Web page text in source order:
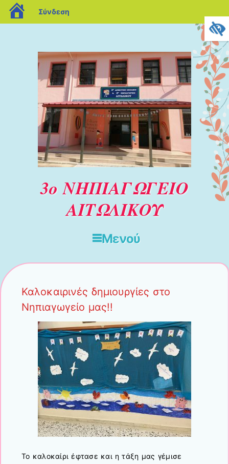
3ο ΝΗΠΙΑΓΩΓΕΙΟ
ΑΙΤΩΛΙΚΟΥ
Μενού
Καλοκαιρινές δημιουργίες στο
Νηπιαγωγείο μας!!
Το καλοκαίρι έφτασε και η τάξη μας γέμισε
blogs.sch.gr
Σύνδεση